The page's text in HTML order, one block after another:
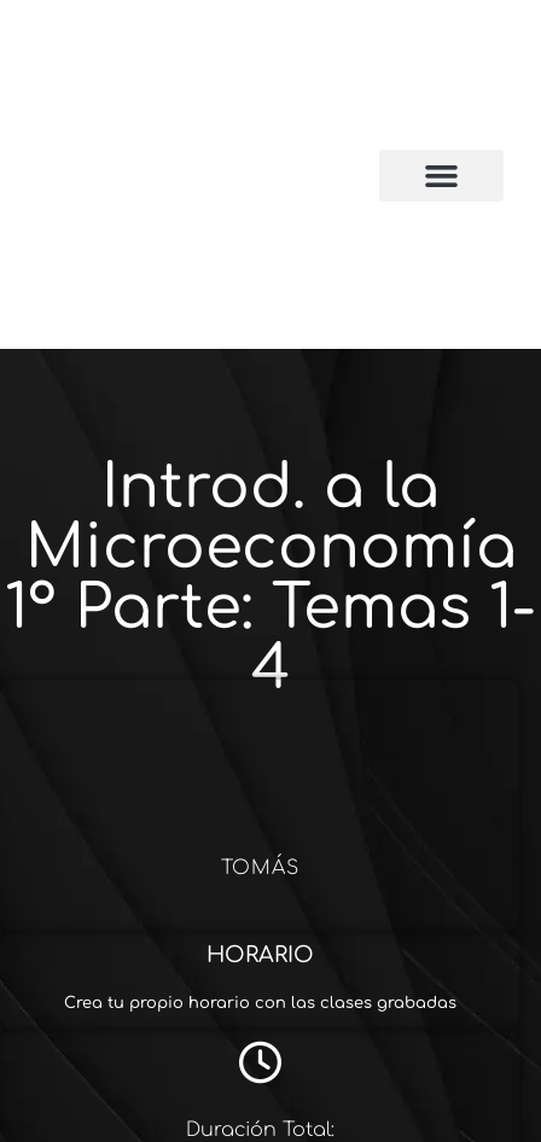
Introd. a la
Microeconomía
1º Parte: Temas 1-
4
TOMÁS
HORARIO
Crea tu propio horario con las clases grabadas
Duración Total: